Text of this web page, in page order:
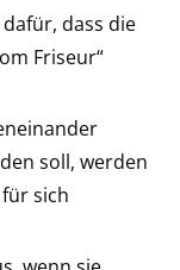
dass die
Friseur“
soll, werden
sich